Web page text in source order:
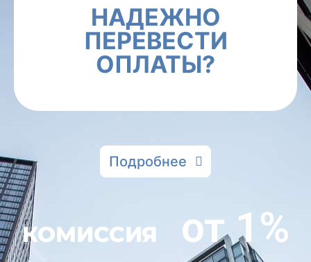
НАДЕЖНО
ПЕРЕВЕСТИ
ОПЛАТЫ?
Подробнее
КОМИССИЯ от 1%